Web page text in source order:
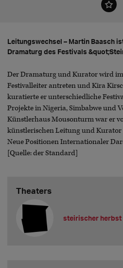
Leitungswechsel – Martin Baasch
Dramaturg des Festivals
Der Dramaturg und Kurator wird im
Festivalleiter antreten und Kira
kuratierte er unterschiedliche
Projekte in Nigeria, Simbabwe und
Künstlerhaus Mousonturm war er
künstlerischen Leitung und Kurator
Neue Positionen Internationaler
[Quelle: der Standard]
Theaters
steirischer herbst